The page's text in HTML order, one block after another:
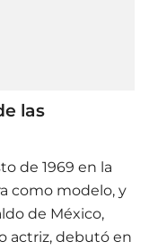
las
de 1969 en la
como modelo, y
de México,
actriz, debutó en